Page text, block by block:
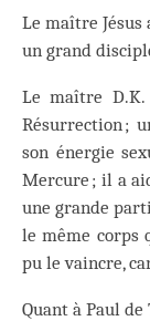
Le maître
un grand
Le maître
Résurrection ;
son énergie
Mercure ; il a
une grande
le même corps
pu le vaincre,
Quant à Paul